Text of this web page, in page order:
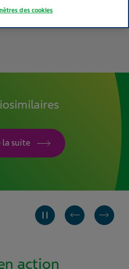
la suite
action
des cookies